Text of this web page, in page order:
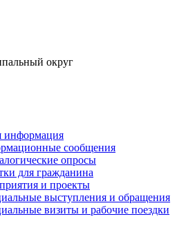
округ
информация
сообщения
опросы
для гражданина
и проекты
выступления и обращения
визиты и рабочие поездки